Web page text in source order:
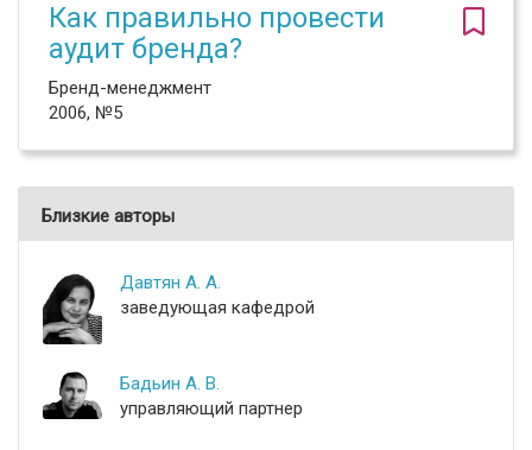
Как правильно провести
аудит бренда?
Бренд-менеджмент
2006, №5
Близкие авторы
Давтян А. А.
заведующая кафедрой
Бадьин А. В.
управляющий партнер